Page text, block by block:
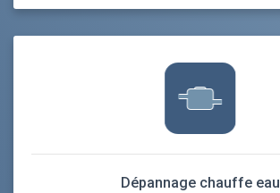
Dépannage chauffe eau